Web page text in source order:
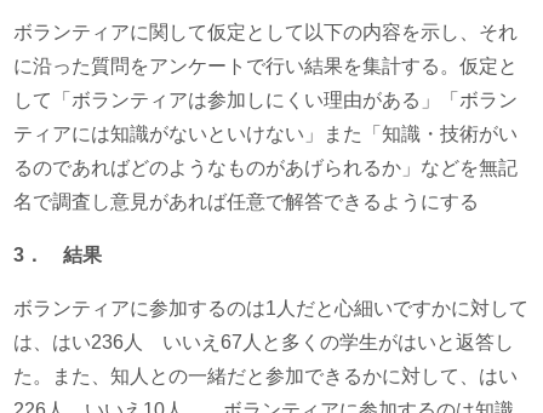
ボランティアに関して仮定として以下の内容を示し、それ
に沿った質問をアンケートで行い結果を集計する。仮定と
して「ボランティアは参加しにくい理由がある」「ボラン
ティアには知識がないといけない」また「知識・技術がい
るのであればどのようなものがあげられるか」などを無記
名で調査し意見があれば任意で解答できるようにする
3 ． 結果
ボランティアに参加するのは1人だと心細いですかに対して
は、はい236人 いいえ67人と多くの学生がはいと返答し
た。また、知人との一緒だと参加できるかに対して、はい